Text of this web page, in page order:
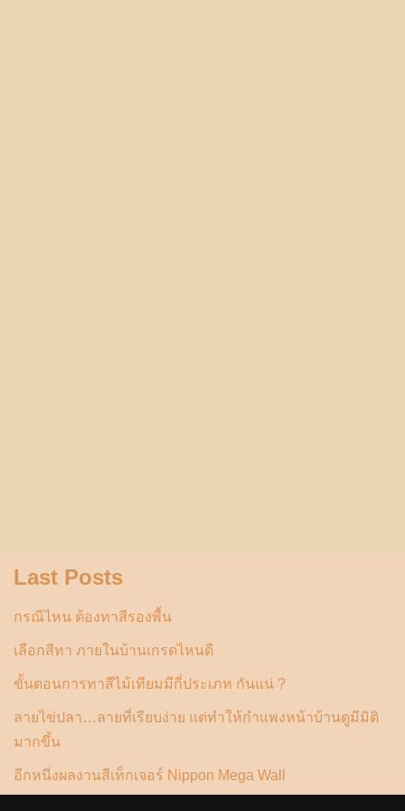
Last Posts
กรณีไหน ต้องทาสีรองพื้น
เลือกสีทา ภายในบ้านเกรดไหนดี
ขั้นตอนการทาสีไม้เทียมมีกี่ประเภท กันแน่ ?
ลายไข่ปลา…ลายที่เรียบง่าย แต่ทำให้กำแพงหน้าบ้านดูมีมิติ
มากขึ้น
อีกหนึ่งผลงานสีเท็กเจอร์ Nippon Mega Wall